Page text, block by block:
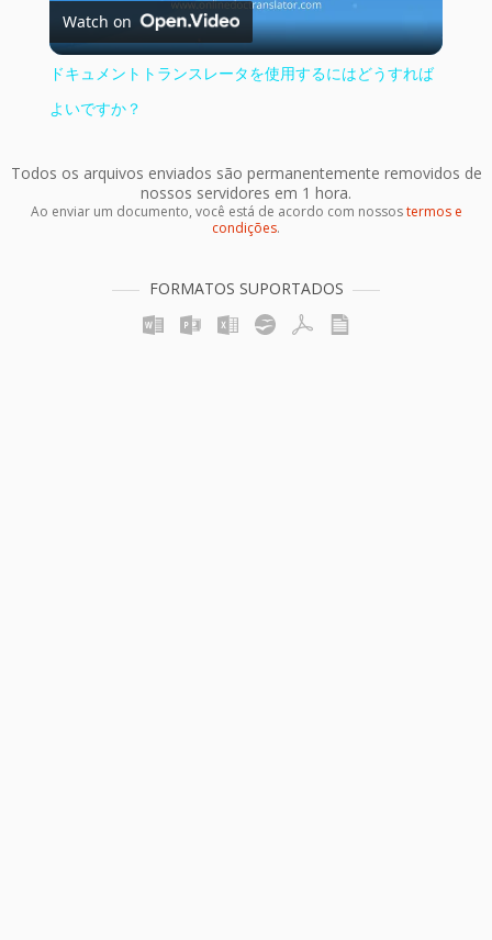
Video
Watch on
ドキュメントトランスレータを使用するにはどうすれば
よいですか？
Todos os arquivos enviados são permanentemente removidos de
nossos servidores em 1 hora.
Ao enviar um documento, você está de acordo com nossostermos e
condições.
FORMATOS SUPORTADOS